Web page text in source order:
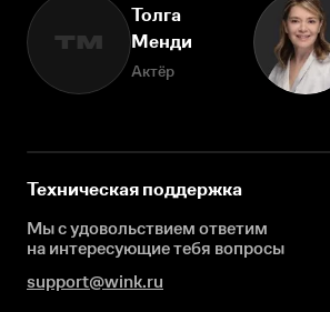
ТМ
Толга
Менди
Актёр
Техническая поддержка
Мы с удовольствием ответим
на интересующиетебя вопросы
support@wink.ru